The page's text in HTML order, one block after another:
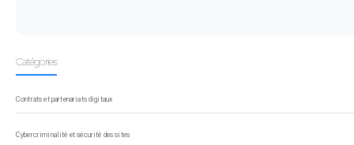
Catégories
Contrats et partenariats digitaux
Cybercriminalité et sécurité des sites